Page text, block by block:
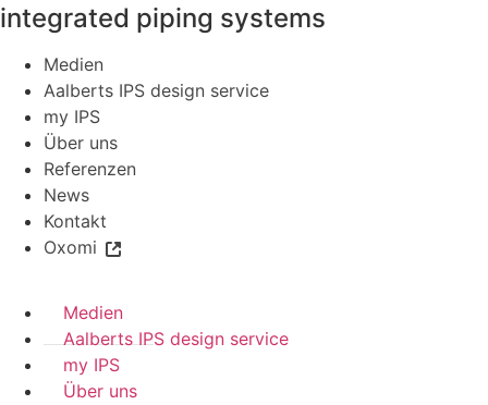
integrated piping systems
Medien
Aalberts IPS design service
my IPS
Über uns
Referenzen
News
Kontakt
Oxomi
Medien
Aalberts IPS design service
my IPS
Über uns